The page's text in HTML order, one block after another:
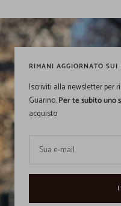
RIMANI AGGIORNATO
Iscriviti alla newsletter per
Guarino.Per te subito uno
acquisto
Sua e-mail